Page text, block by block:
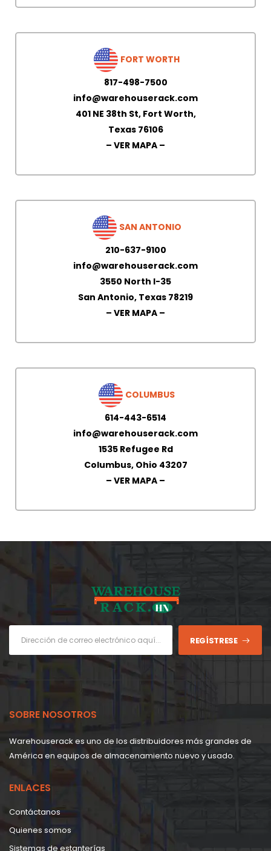
FORT WORTH
817-498-7500
info@warehouserack.com
401 NE 38th St, Fort Worth,
Texas 76106
– VER MAPA –
SAN ANTONIO
210-637-9100
info@warehouserack.com
3550 North I-35
San Antonio, Texas 78219
– VER MAPA –
COLUMBUS
614-443-6514
info@warehouserack.com
1535 Refugee Rd
Columbus, Ohio 43207
– VER MAPA –
REGÍSTRESE
SOBRE NOSOTROS
Warehouserack es uno de los distribuidores más grandes de
América en equipos de almacenamiento nuevo y usado.
ENLACES
Contáctanos
Quienes somos
Sistemas de estanterías